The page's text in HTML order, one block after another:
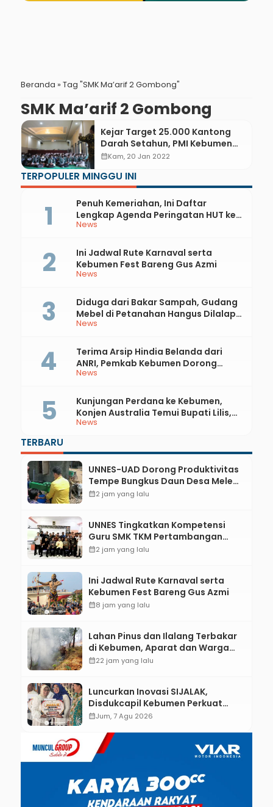
Beranda » Tag "SMK Ma’arif 2 Gombong"
SMK Ma’arif 2 Gombong
Kejar Target 25.000 Kantong
Darah Setahun, PMI Kebumen
Sosialisasi Donor Darah di SMK
calendar_monthKam, 20 Jan 2022
TERPOPULER MINGGU INI
News
Penuh Kemeriahan, Ini Daftar
Lengkap Agenda Peringatan HUT ke-
81 RI dan Hari Jadi ke-397 Kabupaten
News
Ini Jadwal Rute Karnaval serta
Kebumen Fest Bareng Gus Azmi
News
Diduga dari Bakar Sampah, Gudang
Mebel di Petanahan Hangus Dilalap
Api
News
Terima Arsip Hindia Belanda dari
ANRI, Pemkab Kebumen Dorong
Integrasi Sejarah, Geopark, dan
News
Kunjungan Perdana ke Kebumen,
Konjen Australia Temui Bupati Lilis,
Ini yang Dibahas
TERBARU
UNNES-UAD Dorong Produktivitas
Tempe Bungkus Daun Desa Meles,
Bantu Mesin dan Pendampingan
calendar_month2 jam yang lalu
UNNES Tingkatkan Kompetensi
Guru SMK TKM Pertambangan
Kebumen melalui Desain Green
calendar_month2 jam yang lalu
Ini Jadwal Rute Karnaval serta
Kebumen Fest Bareng Gus Azmi
calendar_month8 jam yang lalu
Lahan Pinus dan Ilalang Terbakar
di Kebumen, Aparat dan Warga
Padamkan Api Secara Manual
calendar_month22 jam yang lalu
Luncurkan Inovasi SIJALAK,
Disdukcapil Kebumen Perkuat
Jejaring Literasi Adminduk hingga
calendar_monthJum, 7 Agu 2026